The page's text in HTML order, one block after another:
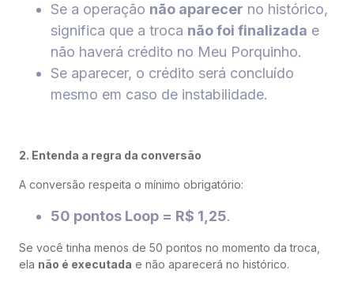
Se a operação não aparecer no histórico,
significa que a troca não foi finalizada e
não haverá crédito no Meu Porquinho.
Se aparecer, o crédito será concluído
mesmo em caso de instabilidade.
2. Entenda a regra da conversão
A conversão respeita o mínimo obrigatório:
50 pontos Loop = R$ 1,25.
Se você tinha menos de 50 pontos no momento da troca,
ela não é executada e não aparecerá no histórico.